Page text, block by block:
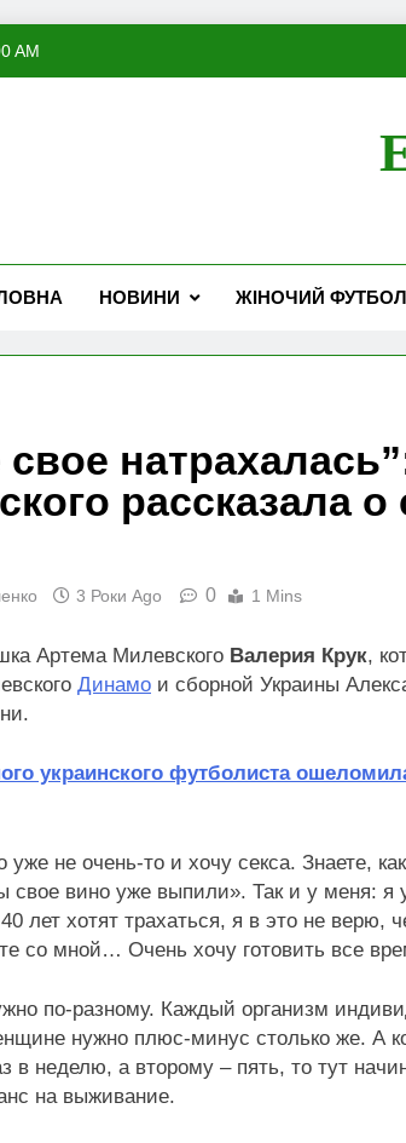
AM
НОВИНИ ЖІНОЧИЙ ФУТБОЛ
свое
рассказала
3 Роки Ago 0 1 Mins
Артема Милевского Валерия Крук,
Динамо и сборной Украины
украинского футболиста
уже не очень-то и хочу секса. Знаете,
свое вино уже выпили». Так и у меня: я
40 лет хотят трахаться, я в это не верю,
со мной… Очень хочу готовить все
по-разному. Каждый организм
нужно плюс-минус столько же. А
в неделю, а второму – пять, то тут
на выживание.